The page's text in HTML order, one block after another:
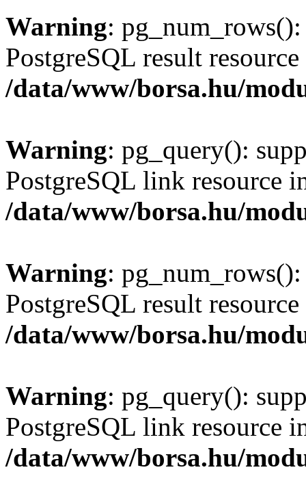
Warning:
PostgreSQL result
/data/www/borsa.hu/
Warning: pg_query():
PostgreSQL link resource
/data/www/borsa.hu/
Warning:
PostgreSQL result
/data/www/borsa.hu/
Warning: pg_query():
PostgreSQL link resource
/data/www/borsa.hu/